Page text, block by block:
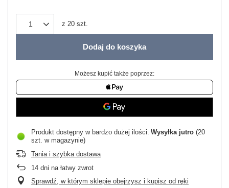
z 20 szt.
Dodaj do koszyka
Możesz kupić także poprzez:
Produkt dostępny w bardzo dużej ilości Wysyłka jutro (20
szt. w magazynie)
Tania i szybka dostawa
14 dni na łatwy zwrot
Sprawdź, w którym sklepie obejrzysz i kupisz od ręki